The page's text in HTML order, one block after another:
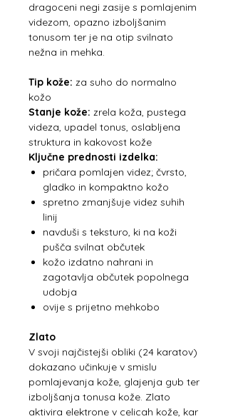
dragoceni negi zasije s pomlajenim
videzom, opazno izboljšanim
tonusom ter je na otip svilnato
nežna in mehka.
Tip kože: za suho do normalno
kožo
Stanje kože: zrela koža, pustega
videza, upadel tonus, oslabljena
struktura in kakovost kože
Ključne prednosti izdelka:
pričara pomlajen videz; čvrsto,
gladko in kompaktno kožo
spretno zmanjšuje videz suhih
linij
navduši s teksturo, ki na koži
pušča svilnat občutek
kožo izdatno nahrani in
zagotavlja občutek popolnega
udobja
ovije s prijetno mehkobo
Zlato
V svoji najčistejši obliki (24 karatov)
dokazano učinkuje v smislu
pomlajevanja kože, glajenja gub ter
izboljšanja tonusa kože. Zlato
aktivira elektrone v celicah kože, kar